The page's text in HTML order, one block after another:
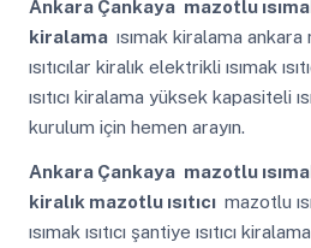
Ankara Çankaya mazotlu
kiralama ısımak kiralama ankara
ısıtıcılar kiralık elektrikli ısımak
ısıtıcı kiralama yüksek kapasiteli
kurulum için hemen arayın.
Ankara Çankaya mazotlu
kiralık mazotlu ısıtıcı mazotlu
ısımak ısıtıcı şantiye ısıtıcı